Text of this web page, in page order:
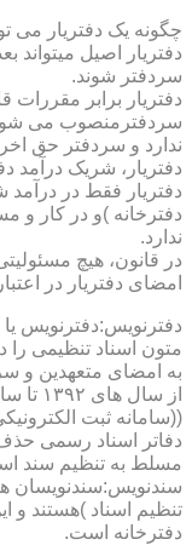
چگونه یک دفتریار می
دفتریار اصیل میتواند
سردفتر شوند.
دفتریار برابر مقررات
سردفترمنصوب می
ندارد و سردفتر حق
دفتریار، شریک درآمد
دفترخانه )و در کار و
ندارد.
در قانون، هیچ
امضای دفتریار در
دفترنویس:دفترنویس
متون اسناد تنظیمی را
به امضای متعهدین و
((سامانه ثبت
دفاتر اسناد رسمی حذف
مسلط به تنظیم سند
سندنویس:سندنویسان
تنظیم اسناد )هستند و
دفترخانه است.